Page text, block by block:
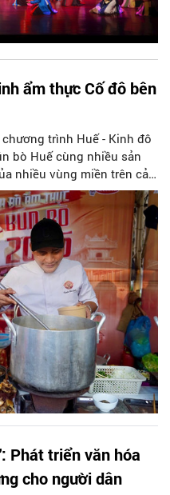
ẩm thực Cố đô bên
trình Huế - Kinh đô
bò Huế cùng nhiều sản
nhiều vùng miền trên cả
Phú Xuân, TP
Phát triển văn hóa
cho người dân